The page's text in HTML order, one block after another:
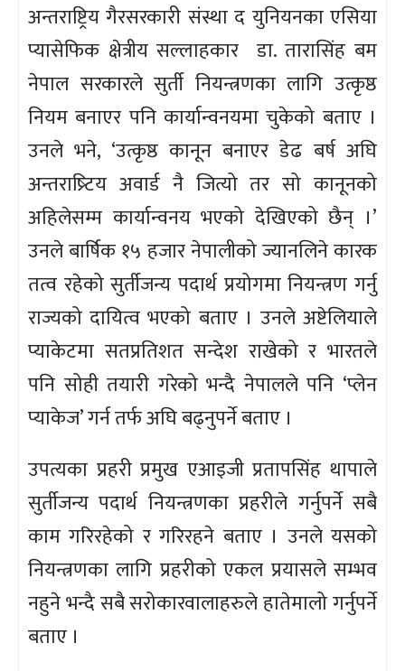
अन्तराष्ट्रिय गैरसरकारी संस्था द युनियनका एसिया
प्यासेफिक क्षेत्रीय सल्लाहकार डा. तारासिंह बम
नेपाल सरकारले सुर्ती नियन्त्रणका लागि उत्कृष्ठ
नियम बनाएर पनि कार्यान्वनयमा चुकेको बताए ।
उनले भने, ‘उत्कृष्ठ कानून बनाएर डेढ बर्ष अघि
अन्तराष्र्टिय अवार्ड नै जित्यो तर सो कानूनको
अहिलेसम्म कार्यान्वनय भएको देखिएको छैन् ।’
उनले बार्षिक १५ हजार नेपालीको ज्यानलिने कारक
तत्व रहेको सुर्तीजन्य पदार्थ प्रयोगमा नियन्त्रण गर्नु
राज्यको दायित्व भएको बताए । उनले अष्टेलियाले
प्याकेटमा सतप्रतिशत सन्देश राखेको र भारतले
पनि सोही तयारी गरेको भन्दै नेपालले पनि ‘प्लेन
प्याकेज’ गर्न तर्फ अघि बढ्नुपर्ने बताए ।
उपत्यका प्रहरी प्रमुख एआइजी प्रतापसिंह थापाले
सुर्तीजन्य पदार्थ नियन्त्रणका प्रहरीले गर्नुपर्ने सबै
काम गरिरहेको र गरिरहने बताए । उनले यसको
नियन्त्रणका लागि प्रहरीको एकल प्रयासले सम्भव
नहुने भन्दै सबै सरोकारवालाहरुले हातेमालो गर्नुपर्ने
बताए ।